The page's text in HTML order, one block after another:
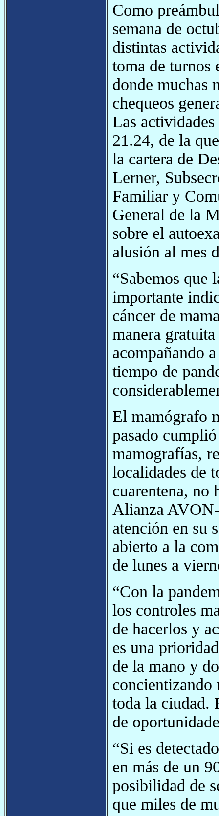
Como
semana de
distintas
toma de turnos
donde muchas
chequeos
Las
21.24, de la
la cartera de
Lerner,
Familiar y
General de la
sobre el
alusión al mes
“Sabemos que
importante
cáncer de
manera
acompañando
tiempo de
El mamógrafo
pasado
mamografías,
localidades de
cuarentena, no
Alianza
atención en su
abierto a la
de lunes a
“Con la
los controles
de hacerlos y
es una
de la mano y
concientizando
toda la ciudad.
de
“Si es
en más de un
posibilidad de
que miles de